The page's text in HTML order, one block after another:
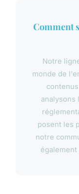
Comment
Notre
monde de
analysons
posent les
notre